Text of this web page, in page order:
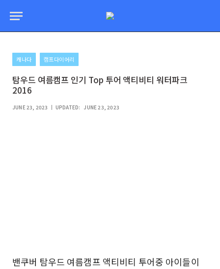
캐나다 캠프다이어리
탐우드 여름캠프 인기 Top 투어 액티비티 워터파크
2016
JUNE 23, 2023 UPDATED: JUNE 23, 2023
밴쿠버 탐우드 여름캠프 액티비티 투어중 아이들이